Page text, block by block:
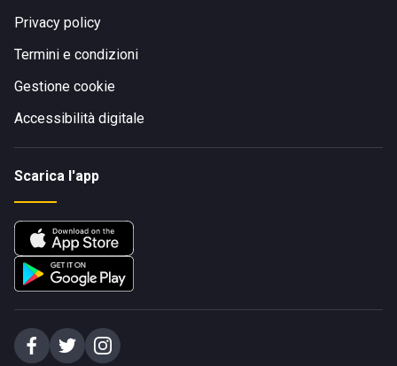
Privacy policy
Termini e condizioni
Gestione cookie
Accessibilità digitale
Scarica l'app